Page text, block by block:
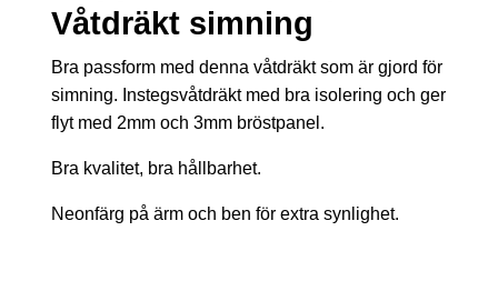
Våtdräkt simning
Bra passform med denna våtdräkt som är gjord för
simning. Instegsvåtdräkt med bra isolering och ger
flyt med 2mm och 3mm bröstpanel.
Bra kvalitet, bra hållbarhet.
Neonfärg på ärm och ben för extra synlighet.